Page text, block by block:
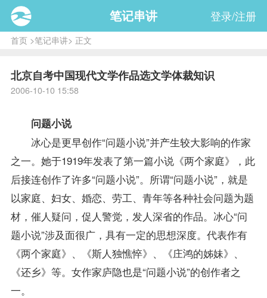
笔记串讲 登录/注册
首页>笔记串讲> 正文
北京自考中国现代文学作品选文学体裁知识
2006-10-10 15:58
问题小说
冰心是更早创作“问题小说”并产生较大影响的作家
之一。她于1919年发表了第一篇小说《两个家庭》，此
后接连创作了许多“问题小说”。所谓“问题小说”，就是
以家庭、妇女、婚恋、劳工、青年等各种社会问题为题
材，催人疑问，促人警觉，发人深省的作品。冰心“问
题小说”涉及面很广，具有一定的思想深度。代表作有
《两个家庭》、《斯人独憔悴》、《庄鸿的姊妹》、
《还乡》等。女作家庐隐也是“问题小说”的创作者之
一。